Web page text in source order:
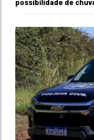
possibilidade de